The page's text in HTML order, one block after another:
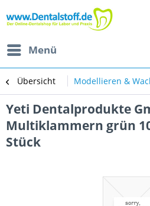
Menü
Übersicht Modellieren &
Yeti Dentalprodukte
Multiklammern grün
Stück